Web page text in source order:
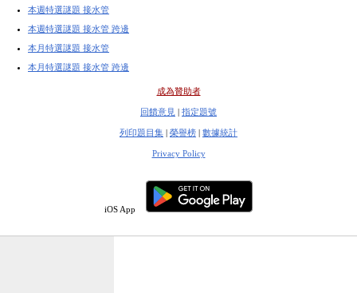
本週特選謎題 接水管
本週特選謎題 接水管 跨邊
本月特選謎題 接水管
本月特選謎題 接水管 跨邊
成為贊助者
回饋意見 | 指定題號
列印題目集 | 榮譽榜 | 數據統計
Privacy Policy
iOS App